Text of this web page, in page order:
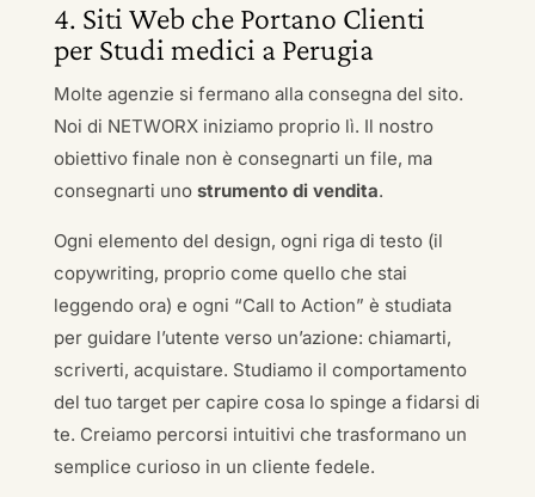
4. Siti Web che Portano Clienti
per Studi medici a Perugia
Molte agenzie si fermano alla consegna del sito.
Noi di NETWORX iniziamo proprio lì. Il nostro
obiettivo finale non è consegnarti un file, ma
consegnarti uno strumento di vendita.
Ogni elemento del design, ogni riga di testo (il
copywriting, proprio come quello che stai
leggendo ora) e ogni “Call to Action” è studiata
per guidare l’utente verso un’azione: chiamarti,
scriverti, acquistare. Studiamo il comportamento
del tuo target per capire cosa lo spinge a fidarsi di
te. Creiamo percorsi intuitivi che trasformano un
semplice curioso in un cliente fedele.